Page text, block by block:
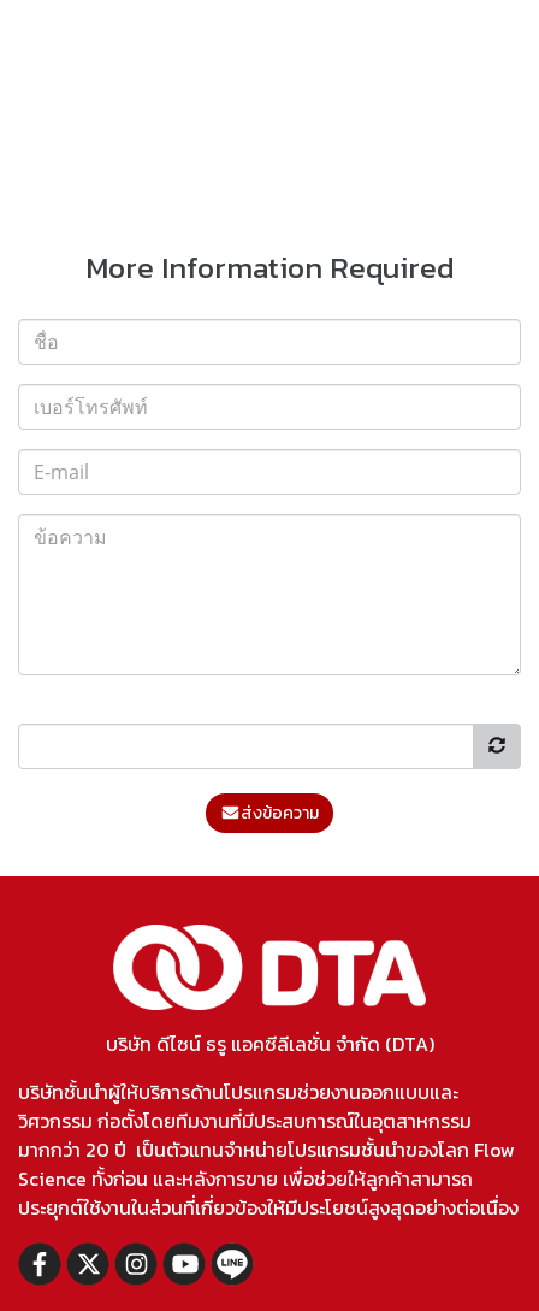
More Information Required
ส่งข้อความ
บริษัท ดีไซน์ ธรู แอคซีลีเลชั่น จำกัด (DTA)
บริษัทชั้นนำผู้ให้บริการด้านโปรแกรมช่วยงานออกแบบและ
วิศวกรรม ก่อตั้งโดยทีมงานที่มีประสบการณ์ในอุตสาหกรรม
มากกว่า 20 ปี เป็นตัวแทนจำหน่ายโปรแกรมชั้นนำของโลก Flow
Science ทั้งก่อน และหลังการขาย เพื่อช่วยให้ลูกค้าสามารถ
ประยุกต์ใช้งานในส่วนที่เกี่ยวข้องให้มีประโยชน์สูงสุดอย่างต่อเนื่อง